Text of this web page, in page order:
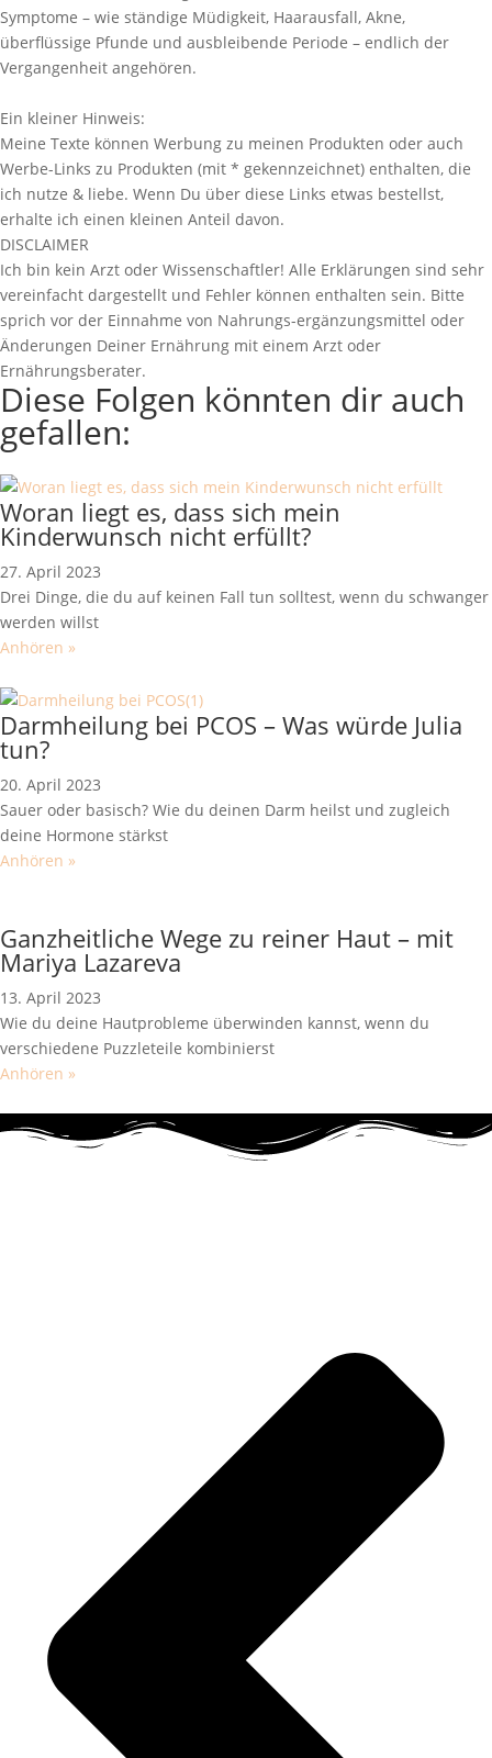
Symptome – wie ständige Müdigkeit, Haarausfall, Akne,
überflüssige Pfunde und ausbleibende Periode – endlich der
Vergangenheit angehören.
Ein kleiner Hinweis:
Meine Texte können Werbung zu meinen Produkten oder auch
Werbe-Links zu Produkten (mit * gekennzeichnet) enthalten, die
ich nutze & liebe. Wenn Du über diese Links etwas bestellst,
erhalte ich einen kleinen Anteil davon.
DISCLAIMER
Ich bin kein Arzt oder Wissenschaftler! Alle Erklärungen sind sehr
vereinfacht dargestellt und Fehler können enthalten sein. Bitte
sprich vor der Einnahme von Nahrungs-ergänzungsmittel oder
Änderungen Deiner Ernährung mit einem Arzt oder
Ernährungsberater.
Diese Folgen könnten dir auch
gefallen:
Woran liegt es, dass sich mein
Kinderwunsch nicht erfüllt?
27. April 2023
Drei Dinge, die du auf keinen Fall tun solltest, wenn du schwanger
werden willst
Anhören »
Darmheilung bei PCOS – Was würde Julia
tun?
20. April 2023
Sauer oder basisch? Wie du deinen Darm heilst und zugleich
deine Hormone stärkst
Anhören »
Ganzheitliche Wege zu reiner Haut – mit
Mariya Lazareva
13. April 2023
Wie du deine Hautprobleme überwinden kannst, wenn du
verschiedene Puzzleteile kombinierst
Anhören »